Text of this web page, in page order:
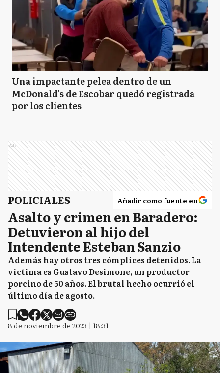
Una impactante pelea dentro de un
McDonald’s de Escobar quedó registrada
por los clientes
Ads
POLICIALES Añadir como fuente en
Asalto y crimen en Baradero:
Detuvieron al hijo del
Intendente Esteban Sanzio
Además hay otros tres cómplices detenidos. La
víctima es Gustavo Desimone, un productor
porcino de 50 años. El brutal hecho ocurrió el
último día de agosto.
8 de noviembre de 2023 | 18:31